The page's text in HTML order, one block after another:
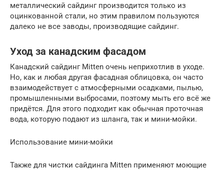
металлический сайдинг производится только из
оцинкованной стали, но этим правилом пользуются
далеко не все заводы, производящие сайдинг.
Уход за канадским фасадом
Канадский сайдинг Mitten очень неприхотлив в уходе.
Но, как и любая другая фасадная облицовка, он часто
взаимодействует с атмосферными осадками, пылью,
промышленными выбросами, поэтому мыть его всё же
придётся. Для этого подходит как обычная проточная
вода, которую подают из шланга, так и мини-мойки.
Использование мини-мойки
Также для чистки сайдинга Mitten применяют моющие